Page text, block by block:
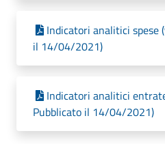
Indicatori analitici spese
il 14/04/2021)
Indicatori analitici
Pubblicato il 14/04/2021)